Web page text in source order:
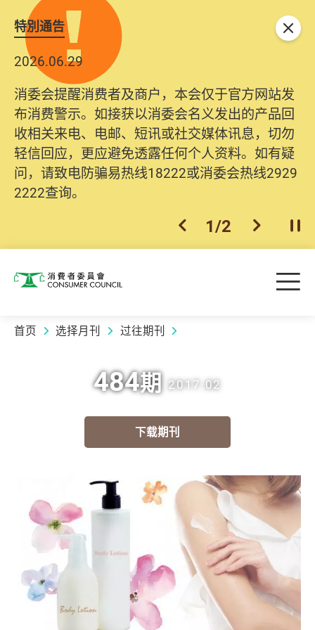
特別通告
2026.06.29
消委会提醒消费者及商户，本会仅于官方网站发
布消费警示。如接获以消委会名义发出的产品回
收相关来电、电邮、短讯或社交媒体讯息，切勿
轻信回应，更应避免透露任何个人资料。如有疑
问，请致电防骗易热线18222或消委会热线2929
2222查询。
上一个
1/2 下一个开
关闭
消费者委员会 目
首页 选择月刊 过往期刊
484期 2017.02
下载期刊